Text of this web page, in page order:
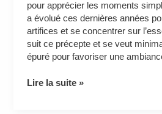
pour apprécier les moments
a évolué ces dernières années
artifices et se concentrer sur
suit ce précepte et se veut
épuré pour favoriser une
Lire la suite »